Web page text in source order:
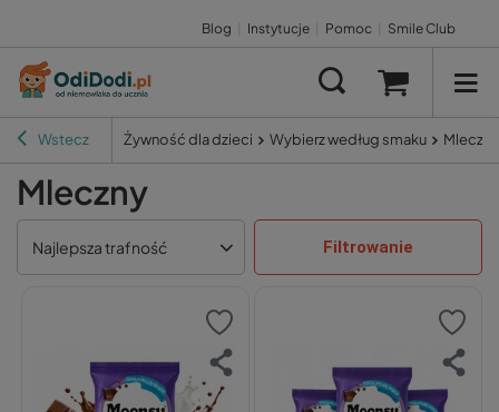
Blog Instytucje Pomoc Smile Club
Wstecz Żywność dla dzieci Wybierz według smaku Mleczny
Mleczny
Najlepsza trafność Filtrowanie